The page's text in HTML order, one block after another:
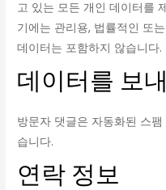
고 있는 모든 개인 데이터를
기에는 관리용, 법률적인 또
데이터는 포함하지 않습니다.
데이터를 보
방문자 댓글은 자동화된 스
습니다.
연락 정보